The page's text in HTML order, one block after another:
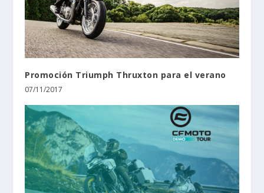
Promoción Triumph Thruxton para el verano
07/11/2017